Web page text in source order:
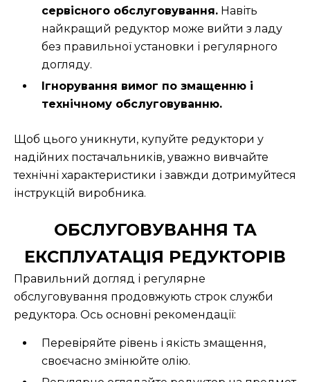
сервісного обслуговування. Навіть
найкращий редуктор може вийти з ладу
без правильної установки і регулярного
догляду.
Ігнорування вимог по змащенню і
технічному обслуговуванню.
Щоб цього уникнути, купуйте редуктори у
надійних постачальників, уважно вивчайте
технічні характеристики і завжди дотримуйтеся
інструкцій виробника.
ОБСЛУГОВУВАННЯ ТА
ЕКСПЛУАТАЦІЯ РЕДУКТОРІВ
Правильний догляд і регулярне
обслуговування продовжують строк служби
редуктора. Ось основні рекомендації:
Перевіряйте рівень і якість змащення,
своєчасно змінюйте олію.